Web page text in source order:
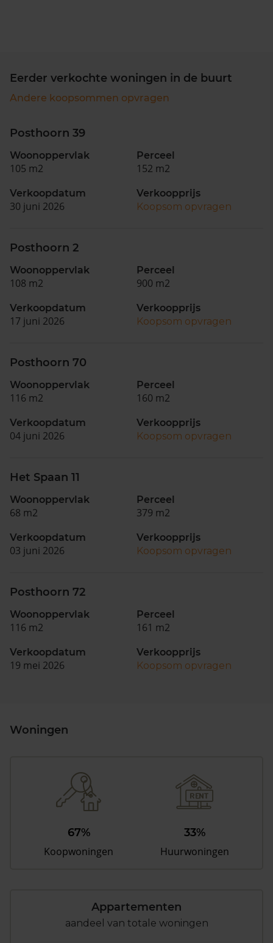
Eerder verkochte woningen in de buurt
Andere koopsommen opvragen
Posthoorn 39
Woonoppervlak
105 m2
Perceel
152 m2
Verkoopdatum
30 juni 2026
Verkoopprijs
Koopsom opvragen
Posthoorn 2
Woonoppervlak
108 m2
Perceel
900 m2
Verkoopdatum
17 juni 2026
Verkoopprijs
Koopsom opvragen
Posthoorn 70
Woonoppervlak
116 m2
Perceel
160 m2
Verkoopdatum
04 juni 2026
Verkoopprijs
Koopsom opvragen
Het Spaan 11
Woonoppervlak
68 m2
Perceel
379 m2
Verkoopdatum
03 juni 2026
Verkoopprijs
Koopsom opvragen
Posthoorn 72
Woonoppervlak
116 m2
Perceel
161 m2
Verkoopdatum
19 mei 2026
Verkoopprijs
Koopsom opvragen
Woningen
67%
Koopwoningen
33%
Huurwoningen
Appartementen
aandeel van totale woningen